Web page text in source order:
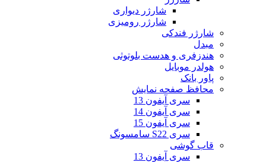
شارژر دیواری
شارژر رومیزی
شارژر فندکی
مبدل
هندزفری و هدست بلوتوثی
هولدر موبایل
پاور بانک
محافظ صفحه نمایش
سری آیفون 13
سری آیفون 14
سری آیفون 15
سری S22 سامسونگ
قاب گوشی
سری آیفون 13